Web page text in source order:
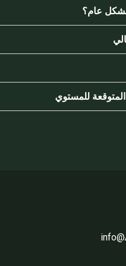
بشكل عام؟
المتوقعة للمستوي